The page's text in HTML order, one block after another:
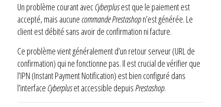
Un problème courant avecCyberplusest que le paiement est
accepté, mais aucune commande Prestashopn’est générée. Le
client est débité sans avoir de confirmation ni facture.
Ce problème vient généralement d’un retour serveur (URL de
confirmation) qui ne fonctionne pas. Il est crucial de vérifier que
l’IPN (Instant Payment Notification) est bien configuré dans
l’interface Cyberpluset accessible depuisPrestashop.